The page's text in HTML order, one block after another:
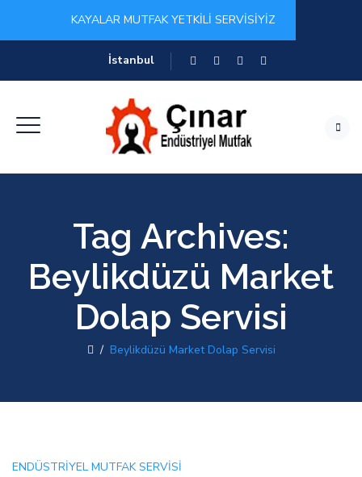
KAYALAR MUTFAK YETKİLİ SERVİSİYİZ
İstanbul
Tag Archives:
Beylikdüzü Market
Dolap Servisi
/ Beylikdüzü Market Dolap Servisi
ENDÜSTRIYEL MUTFAK SERVISI